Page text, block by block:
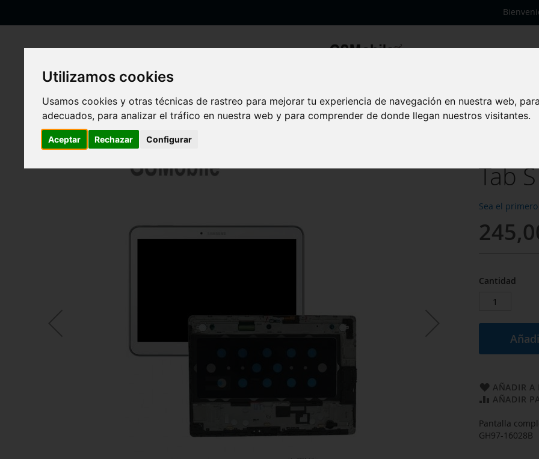
Utilizamos cookies
Usamos cookies y otras técnicas de rastreo para mejorar tu experiencia de navegación en nuestra web,
adecuados, para analizar el tráfico en nuestra web y para comprender de donde llegan nuestros visitantes.
Aceptar Rechazar Configurar
al
Saltar
Tab
Sea el
Cantidad
AÑADIR A
AÑADIR
Pantalla
GH97-16028B